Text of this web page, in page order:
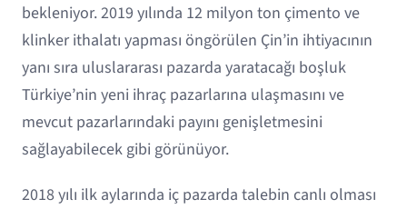
bekleniyor. 2019 yılında 12 milyon ton çimento ve
klinker ithalatı yapması öngörülen Çin’in ihtiyacının
yanı sıra uluslararası pazarda yaratacağı boşluk
Türkiye’nin yeni ihraç pazarlarına ulaşmasını ve
mevcut pazarlarındaki payını genişletmesini
sağlayabilecek gibi görünüyor.
2018 yılı ilk aylarında iç pazarda talebin canlı olması